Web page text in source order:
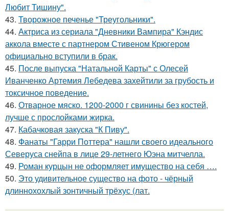
Любит Тишину".
43. Творожное печенье "Треугольники".
44. Актриса из сериала "Дневники Вампира" Кэндис
аккола вместе с партнером Стивеном Крюгером
официально вступили в брак.
45. После выпуска "Натальной Карты" с Олесей
Иванченко Артемия Лебедева захейтили за грубость и
токсичное поведение.
46. Отварное мяско. 1200-2000 г свинины без костей,
лучше с прослойками жирка.
47. Кабачковая закуска "К Пиву".
48. Фанаты "Гарри Поттера" нашли своего идеального
Северуса снейпа в лице 29-летнего Юэна митчелла.
49. Роман курцын не оформляет имущество на себя ….
50. Это удивительное существо на фото - чёрный
длиннохохлый зонтичный трёхус (лат.